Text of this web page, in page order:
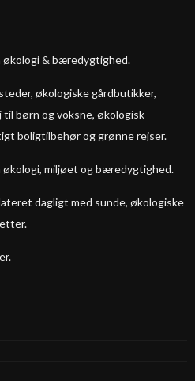
økologi & bæredygtighed.
økologiske gårdbutikker,
børn og voksne, økologisk
boligtilbehør og grønne rejser.
økologi, miljøet og bæredygtighed.
dagligt med sunde, økologiske